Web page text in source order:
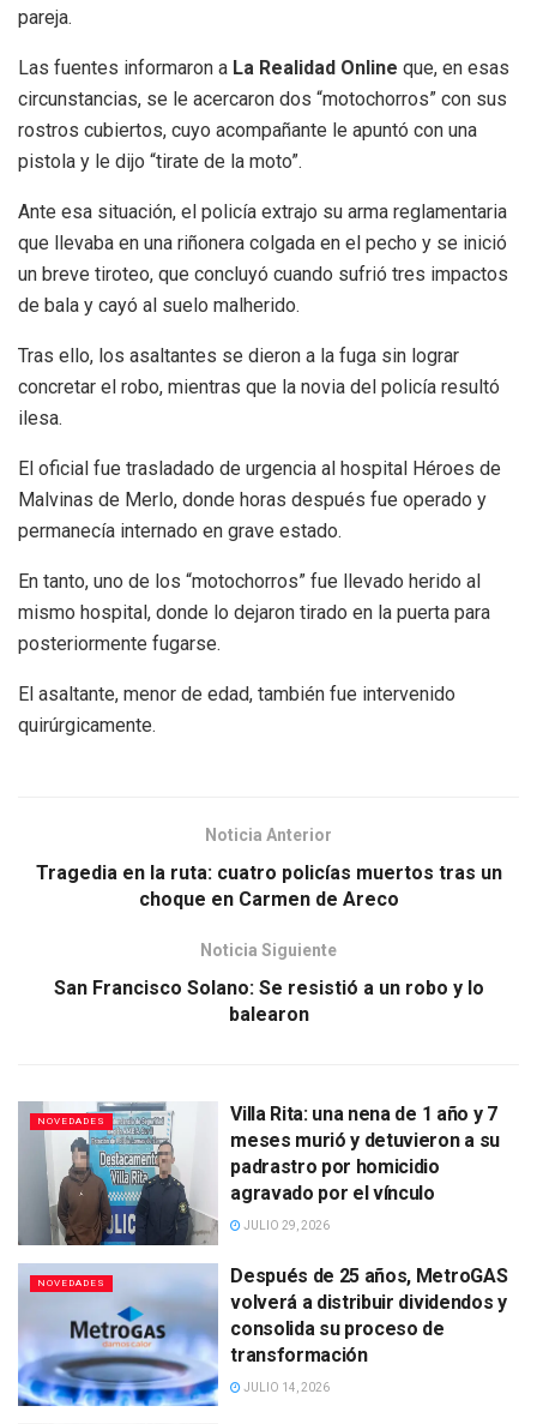
pareja.
Las fuentes informaron a La Realidad Online que, en esas
circunstancias, se le acercaron dos “motochorros” con sus
rostros cubiertos, cuyo acompañante le apuntó con una
pistola y le dijo “tirate de la moto”.
Ante esa situación, el policía extrajo su arma reglamentaria
que llevaba en una riñonera colgada en el pecho y se inició
un breve tiroteo, que concluyó cuando sufrió tres impactos
de bala y cayó al suelo malherido.
Tras ello, los asaltantes se dieron a la fuga sin lograr
concretar el robo, mientras que la novia del policía resultó
ilesa.
El oficial fue trasladado de urgencia al hospital Héroes de
Malvinas de Merlo, donde horas después fue operado y
permanecía internado en grave estado.
En tanto, uno de los “motochorros” fue llevado herido al
mismo hospital, donde lo dejaron tirado en la puerta para
posteriormente fugarse.
El asaltante, menor de edad, también fue intervenido
quirúrgicamente.
Noticia Anterior
Tragedia en la ruta: cuatro policías muertos tras un
choque en Carmen de Areco
Noticia Siguiente
San Francisco Solano: Se resistió a un robo y lo
balearon
NOVEDADES
Villa Rita: una nena de 1 año y 7
meses murió y detuvieron a su
padrastro por homicidio
agravado por el vínculo
JULIO 29, 2026
NOVEDADES
Después de 25 años, MetroGAS
volverá a distribuir dividendos y
consolida su proceso de
transformación
JULIO 14, 2026